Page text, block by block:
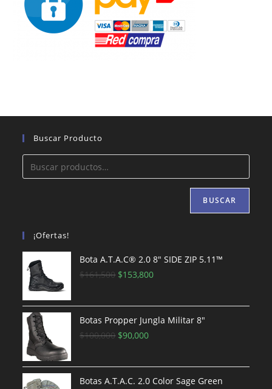
Buscar Producto
BUSCAR
¡Ofertas!
Bota A.T.A.C® 2.0 8″ SIDE ZIP 5.11™
$161,500 El
original
era:
$161,500.
$153,800El
actual
es:
Botas Propper Jungla Militar 8"
$100,000 El
original
era:
$90,000El
actual
es:
Botas A.T.A.C. 2.0 Color Sage Green